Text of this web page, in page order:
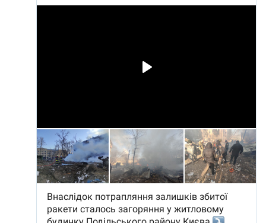
în Română in English